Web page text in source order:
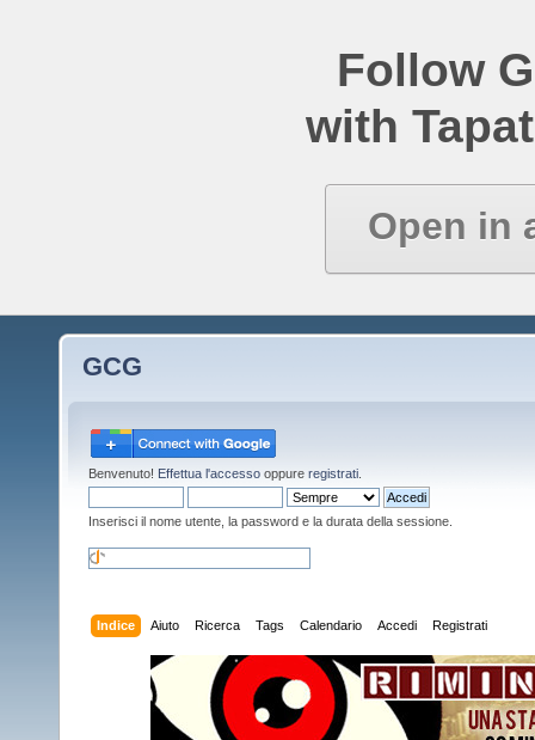
Follow
with
Open in
GCG
Benvenuto! Effettua l'accesso oppure registrati
Inserisci il nome utente, la password e la durata della sessione.
Indice Aiuto Ricerca Tags Calendario Accedi Registrati